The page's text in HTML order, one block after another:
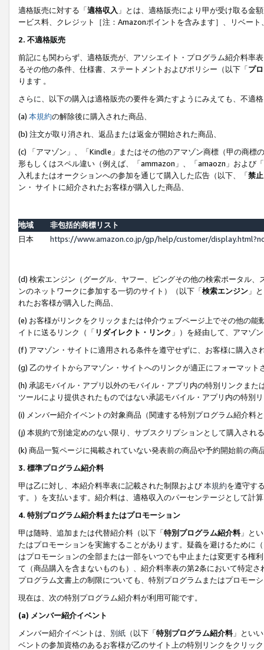
適格販売に対する「適格収入 」とは、適格販売により甲が受け取る金
ービス料、クレジット［注：Amazonポイントを含みます］、リベー
2. 不適格販売
前記にも関わらず、適格販売が、アソシエイト・プログラム紹介料率
るその他の条件、仕様書、ステートメントおよびポリシー（以下「プ
ります 。
さらに、以下の購入は適格販売の要件を満たすようにみえても、不適
(a) 本規約の解除後に購入された商品、
(b) 注文が取り消され、返品または返金が開始された商品、
(c) 「アマゾン」、「Kindle」またはその他のアマゾン商標（甲の商
形もしくはスペル違い（例えば、「ammazon」、「amaozn」および
入札またはオークションへの参加を通じて購入した広告（以下、「禁
ン・ サイトに紹介されたお客様が購入した商品、
地域
非包括的商標リスト
日本
https://www.amazon.co.jp/gp/help/customer/
(d) 検索エンジン（グーグル、ヤフー、ビングその他の検索ポータル
ンのネットワークに参加する一切のサイト）（以下「検索エンジン 」
れたお客様が購入した商品、
(e) お客様がリンクをクリックまたは仲介ウェブページ上でその他の
イトに送るリンク（「 リダイレクト・リンク 」）を経由して、アマゾ
(f) アマゾン・サイトに適用される条件を遵守せずに、お客様に購入さ
(g) 乙のサイトからアマゾン・サイトへのリンクが適正にフォーマッ
(h) 承認モバイル・アプリ以外のモバイル・アプリ内の特別リンクま
ツールにより提供されたものではない承認モバイル・アプリ内の特別
(i) メンバー紹介イベントの対象商品（関連する特別プログラム紹介料
(j) 本規約で別途定めのない限り、サブスクリプションとして購入され
(k) 商品一覧ページに掲載されていない発表前の商品や予約開始前の商
3. 標準プログラム紹介料
甲は乙に対し、本紹介料率表に記載された制限および本規約を遵守す
す。）を支払います。紹介料は、適格収入のパーセンテージとして計
4. 特別プログラム紹介料またはプロモーション
甲は随時、追加または代替紹介料（以下「特別プログラム紹介料」と
たはプロモーションを実施することがあります。疑義を避けるために
はプロモーションの全部または一部をいつでも中止または変更する権
て（商品購入を含まないものも）、紹介料率表の第2条において特定
プログラム文書上の制限についても、特別プログラムまたはプロモー
現在は、次の特別プログラム紹介料が利用可能です。
(a) メンバー紹介イベント
メンバー紹介イベントは、 別紙 （以下「特別プログラム紹介料」とい
ベントの参加資格のあるお客様が乙のサイト上の特別リンクをクリッ